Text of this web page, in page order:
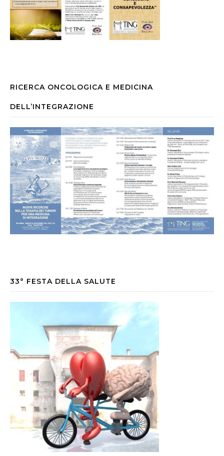
RICERCA ONCOLOGICA E MEDICINA
DELL’INTEGRAZIONE
33° FESTA DELLA SALUTE